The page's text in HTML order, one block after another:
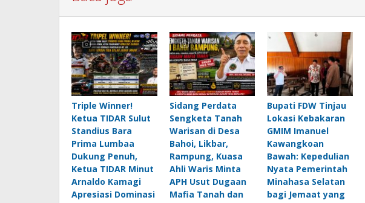
Triple Winner!
Ketua TIDAR Sulut
Standius Bara
Prima Lumbaa
Dukung Penuh,
Ketua TIDAR Minut
Arnaldo Kamagi
Apresiasi Dominasi
Sidang Perdata
Sengketa Tanah
Warisan di Desa
Bahoi, Likbar,
Rampung, Kuasa
Ahli Waris Minta
APH Usut Dugaan
Mafia Tanah dan
Bupati FDW Tinjau
Lokasi Kebakaran
GMIM Imanuel
Kawangkoan
Bawah: Kepedulian
Nyata Pemerintah
Minahasa Selatan
bagi Jemaat yang